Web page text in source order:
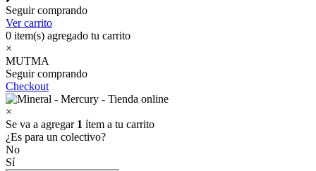
Seguir comprando
Ver carrito
0 item(s) agregado tu carrito
×
MUTMA
Seguir comprando
Checkout
×
Se va a agregar 1 ítem a tu carrito
¿Es para un colectivo?
No
Sí